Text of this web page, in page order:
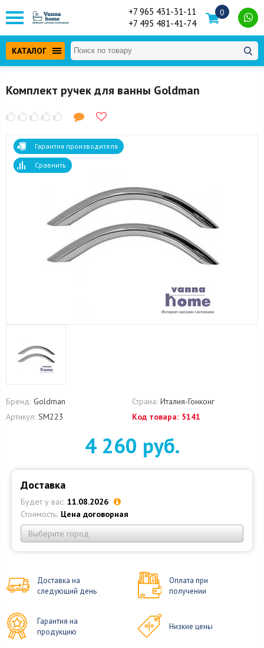
+7 965 431-31-11
+7 495 481-41-74
0
КАТАЛОГ
Комплект ручек для ванны Goldman
Гарантия производителя
Сравнить
Бренд: Goldman Страна: Италия-Гонконг
Артикул: SM223 Код товара: 5141
4 260 руб.
Доставка
Будет у вас: 11.08.2026
Стоимость: Цена договорная
Выберите город
Доставка на
следующий день
Оплата при
получении
Гарантия на
продукцию
Низкие цены